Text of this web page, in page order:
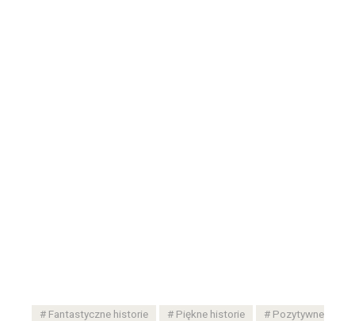
Fantastyczne historie Piękne historie
Pozytywne